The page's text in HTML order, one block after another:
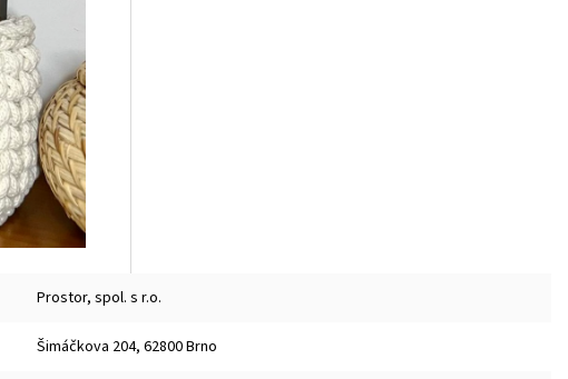
Prostor, spol. s r.o.
Šimáčkova 204, 62800 Brno